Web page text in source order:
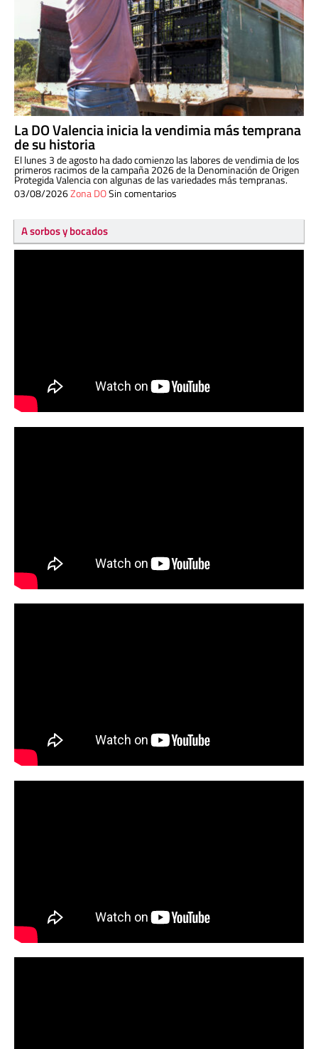
La DO Valencia inicia la vendimia más temprana
de su historia
El lunes 3 de agosto ha dado comienzo las labores de vendimia de los
primeros racimos de la campaña 2026 de la Denominación de Origen
Protegida Valencia con algunas de las variedades más tempranas.
03/08/2026Zona DOSin comentarios
A sorbos y bocados